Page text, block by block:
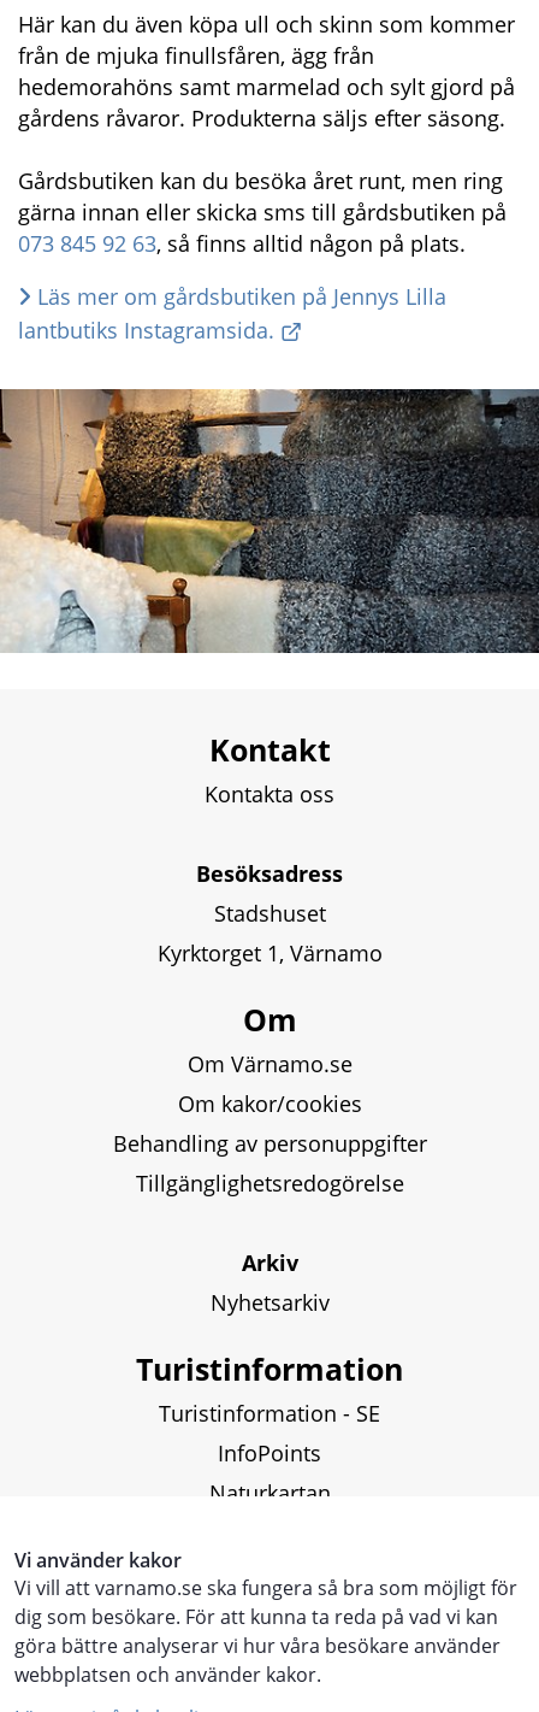
Vi använder kakor
Vi vill att varnamo.se ska fungera så bra som möjligt för
dig som besökare. För att kunna ta reda på vad vi kan
göra bättre analyserar vi hur våra besökare använder
webbplatsen och använder kakor.
Här kan du även köpa ull och skinn som kommer
från de mjuka finullsfåren, ägg från
hedemorahöns samt marmelad och sylt gjord på
gårdens råvaror. Produkterna säljs efter säsong.
Gårdsbutiken kan du besöka året runt, men ring
073 845 92 63, så finns alltid någon på plats.
Läs mer om gårdsbutiken på Jennys Lilla
lantbutiks Instagramsida.
Kontakt
Kontakta oss
Besöksadress
Stadshuset
Kyrktorget 1, Värnamo
Om
Om Värnamo.se
Om kakor/cookies
Behandling av personuppgifter
Tillgänglighetsredogörelse
Arkiv
Nyhetsarkiv
Turistinformation
Turistinformation - SE
InfoPoints
Naturkartan
Touristinformation - ENG
Touristen Information - DE